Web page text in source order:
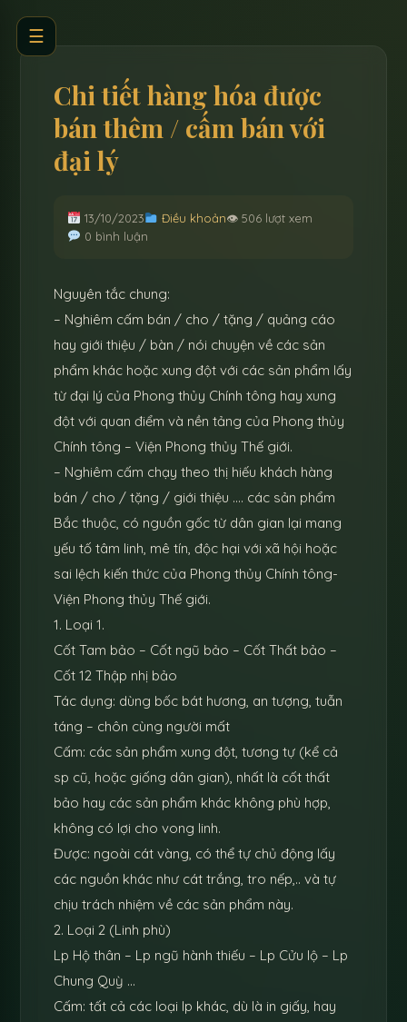
☰
Chi tiết hàng hóa được
bán thêm / cấm bán với
đại lý
13/10/2023 Điều khoản👁 506 lượt xem
0 bình luận
Nguyên tắc chung:
– Nghiêm cấm bán / cho / tặng / quảng cáo
hay giới thiệu / bàn / nói chuyện về các sản
phẩm khác hoặc xung đột với các sản phẩm lấy
từ đại lý của Phong thủy Chính tông hay xung
đột với quan điểm và nền tảng của Phong thủy
Chính tông – Viện Phong thủy Thế giới.
– Nghiêm cấm chạy theo thị hiếu khách hàng
bán / cho / tặng / giới thiệu …. các sản phẩm
Bắc thuộc, có nguồn gốc từ dân gian lại mang
yếu tố tâm linh, mê tín, độc hại với xã hội hoặc
sai lệch kiến thức của Phong thủy Chính tông-
Viện Phong thủy Thế giới.
1. Loại 1.
Cốt Tam bảo – Cốt ngũ bảo – Cốt Thất bảo –
Cốt 12 Thập nhị bảo
Tác dụng: dùng bốc bát hương, an tượng, tuẫn
táng – chôn cùng người mất
Cấm: các sản phẩm xung đột, tương tự (kể cả
sp cũ, hoặc giống dân gian), nhất là cốt thất
bảo hay các sản phẩm khác không phù hợp,
không có lợi cho vong linh.
Được: ngoài cát vàng, có thể tự chủ động lấy
các nguồn khác như cát trắng, tro nếp,.. và tự
chịu trách nhiệm về các sản phẩm này.
2. Loại 2 (Linh phù)
Lp Hộ thân – Lp ngũ hành thiếu – Lp Cửu lộ – Lp
Chung Quỳ …
Cấm: tất cả các loại lp khác, dù là in giấy, hay